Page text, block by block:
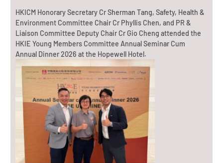
HKICM Honorary Secretary Cr Sherman Tang, Safety, Health &
Environment Committee Chair Cr Phyllis Chen, and PR &
Liaison Committee Deputy Chair Cr Gio Cheng attended the
HKIE Young Members Committee Annual Seminar Cum
Annual Dinner 2026 at the Hopewell Hotel.